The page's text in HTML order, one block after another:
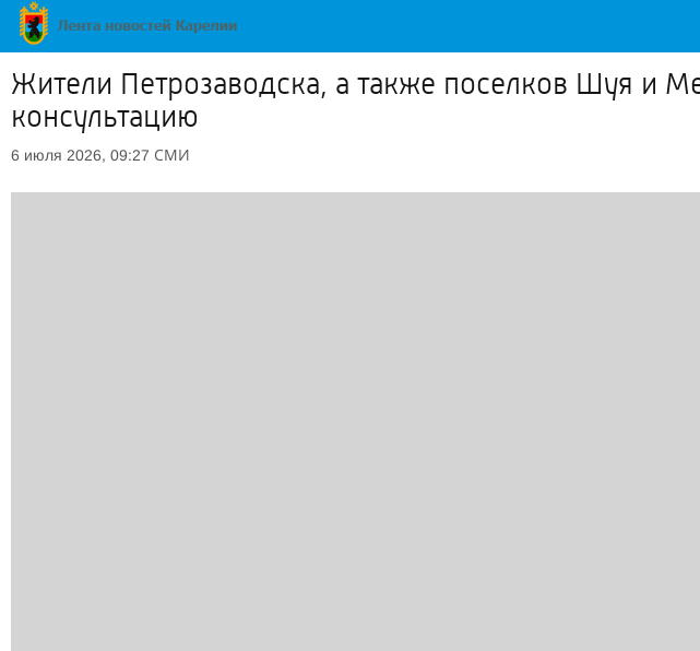
Жители Петрозаводска, а также поселков Шуя и
консультацию
6 июля 2026, 09:27 СМИ